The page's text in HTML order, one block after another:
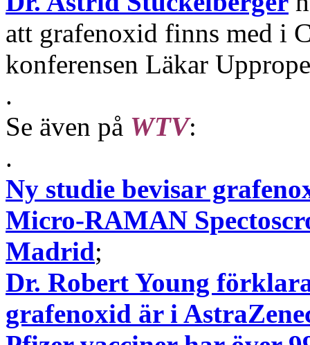
att grafenoxid finns med i
konferensen Läkar
.
Se även på WTV:
.
Ny studie bevisar
Micro-RAMAN
Madrid;
Dr. Robert Young
grafenoxid är i